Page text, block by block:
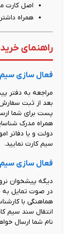
اصل کارت
همراه
راهنمای
فعال سازی
مراجعه به دفتر
بعد از ثبت
پست برای شما
همراه مدرک
دولت و یا دفاتر
سیم کارت نمایید.
فعال سازی
دیگه پیشخوان
در صوت تمایل
هماهنگی با
انتقال سند سیم
نام شما ارسال